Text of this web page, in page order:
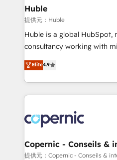
without outside dependencies. You’ll learn how
Set up, audit, and organize
Get your sales team fully
pipeline and revenue
growth • Create content
buyers • Use AI to scale smarter Our
lasts. So if you're ready to become the most trusted
voice in your market, let’s
Huble
提供元：Huble
Huble is a global HubSpot,
consultancy working with
businesses. We go beyond implementation, shaping
the strategy, processes,
HubSpot into a genuine growth
HubSpot's Global Partner
worldwide, and with over 15
Huble has built a track
One company, one
across offices and
Elite4.9
Copernic - Conseils &
提供元：Copernic - Conseils &